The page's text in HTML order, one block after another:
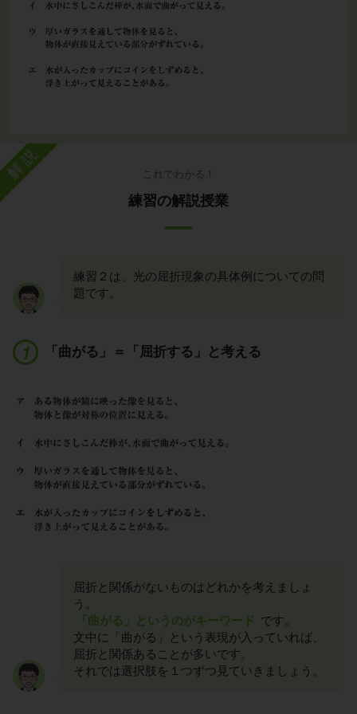
解説 これでわかる！
練習の解説授業
練習２は、光の屈折現象の具体例についての問
題です。
「曲がる」＝「屈折する」と考える
屈折と関係がないものはどれかを考えましょ
う。
「曲がる」というのがキーワード です。
文中に「曲がる」という表現が入っていれば、
屈折と関係あることが多いです。
それでは選択肢を１つずつ見ていきましょう。